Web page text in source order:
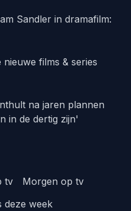
Sandler in dramafilm:
films & series
na jaren plannen
in de dertig zijn'
tv
Morgen op tv
deze week